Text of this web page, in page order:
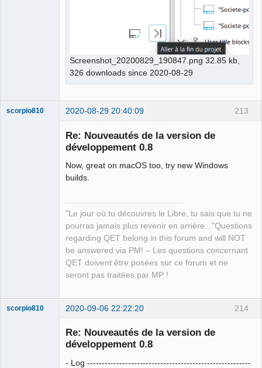
Screenshot_20200829_190847.png 32.85 kb,
326 downloads since 2020-08-29
213
scorpio810 2020-08-29 20:40:09
Re: Nouveautés de la version de
développement 0.8
Now, great on macOS too, try new Windows
builds.
"Le jour où tu découvres le Libre, tu sais que tu ne
pourras jamais plus revenir en arrière..."Questions
regarding QET belong in this forum and will NOT
be answered via PM! – Les questions concernant
QET doivent être posées sur ce forum et ne
seront pas traitées par MP !
214
scorpio810 2020-09-06 22:22:20
Re: Nouveautés de la version de
développement 0.8
- Log --------------------------------------------------------